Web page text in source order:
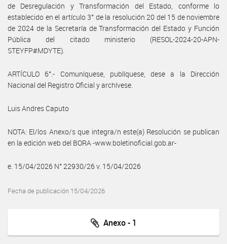
de Desregulación y Transformación del Estado, conforme lo
establecido en el artículo 3° de la resolución 20 del 15 de noviembre
de 2024 de la Secretaría de Transformación del Estado y Función
Pública del citado ministerio (RESOL-2024-20-APN-
STEYFP#MDYTE).
ARTÍCULO 6°.- Comuníquese, publíquese, dese a la Dirección
Nacional del Registro Oficial y archívese.
Luis Andres Caputo
NOTA: El/los Anexo/s que integra/n este(a) Resolución se publican
en la edición web del BORA -www.boletinoficial.gob.ar-
e. 15/04/2026 N° 22930/26 v. 15/04/2026
Fecha de publicación 15/04/2026
Anexo - 1